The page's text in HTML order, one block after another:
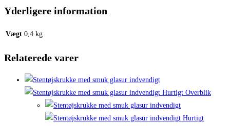
Yderligere information
Vægt 0,4 kg
Relaterede varer
Hurtigt Overblik
Hurtigt